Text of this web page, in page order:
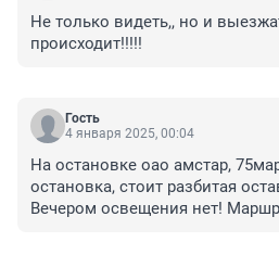
Не только видеть,, но и
происходит!!!!!
Гость
4 января 2025, 00:04
На остановке оао амстар,
остановка, стоит разбитая
Вечером освещения нет!